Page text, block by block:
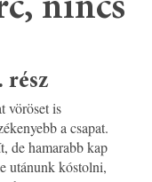
nincs
rész
vöröset is
a csapat.
de hamarabb kap
utánunk kóstolni,